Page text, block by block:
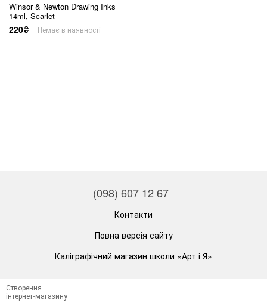
Winsor & Newton Drawing Inks
14ml, Scarlet
220₴ Немає в наявності
(098) 607 12 67
Контакти
Повна версія сайту
Каліграфічний магазин школи «Арт і Я»
Створення
інтернет-магазину